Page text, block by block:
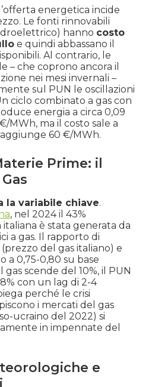
€ 115.70 +3.4%
€ 111.89 -0.2%
€ 112.09 +6.4%
€ 105.34 -0.4%
€ 105.73 -21.7%
€ 134.97 -1.0%
€ 136.38
€ 161.07 -7.7%
€ 174.49
energetica incide
Le fonti rinnovabili
hanno costo
e quindi abbassano il
Al contrario, le
– che coprono ancora il
nei mesi invernali –
sul PUN le oscillazioni
ciclo combinato a gas con
energia a circa 0,09
MWh, ma il costo sale a
60 €/MWh.
Prime: il
la variabile chiave.
, nel 2024 il 43%
è stata generata da
a gas. Il rapporto di
del gas italiano) e
a 0,75-0,80 su base
scende del 10%, il PUN
con un lag di 2-4
perché le crisi
i mercati del gas
ucraino del 2022) si
in impennate del
e